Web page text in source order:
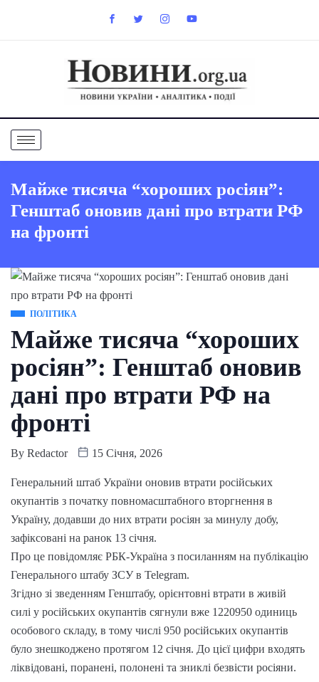
Майже тисяча “хороших росіян”:
Генштаб оновив дані про втрати РФ
на фронті
ПОЛІТИКА
Майже тисяча “хороших
росіян”: Генштаб оновив
дані про втрати РФ на
фронті
By Redactor 15 Січня, 2026
Генеральний штаб України оновив втрати російських
окупантів з початку повномасштабного вторгнення в
Україну, додавши до них втрати росіян за минулу добу,
зафіксовані на ранок 13 січня.
Про це повідомляє РБК-Україна з посиланням на публікацію
Генерального штабу ЗСУ в Telegram.
Згідно зі зведенням Генштабу, орієнтовні втрати в живій
силі у російських окупантів сягнули вже 1220950 одиниць
особового складу, в тому числі 950 російських окупантів
було знешкоджено протягом 12 січня. До цієї цифри входять
ліквідовані, поранені, полонені та зниклі безвісти росіяни.